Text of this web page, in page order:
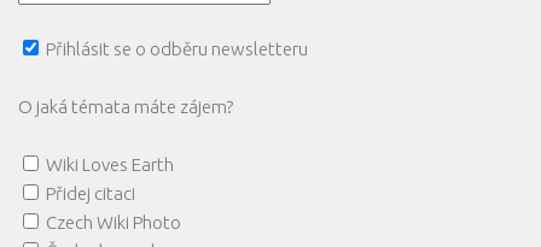
Přihlásit se o odběru newsletteru
O jaká témata máte zájem?
Wiki Loves Earth
Přidej citaci
Czech Wiki Photo